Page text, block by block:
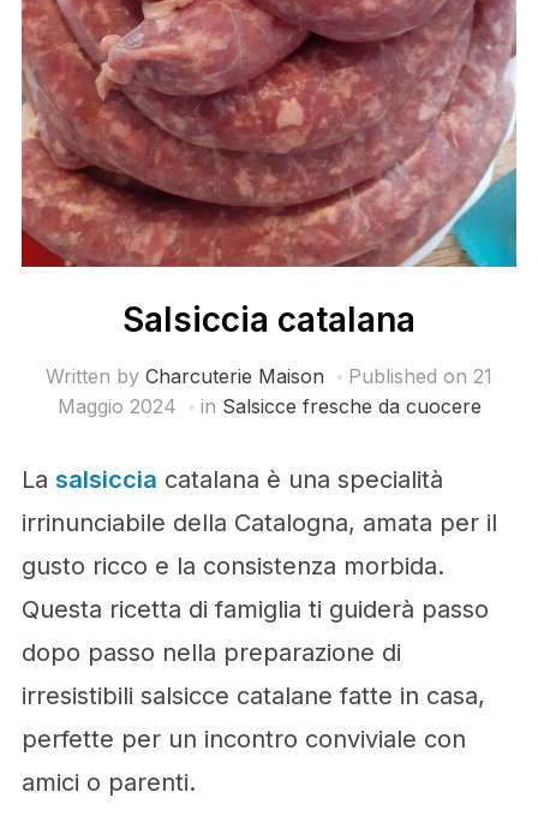
Salsiccia catalana
Written by Charcuterie Maison Published on 21
Maggio 2024
in Salsicce fresche da cuocere
La salsiccia catalana è una specialità
irrinunciabile della Catalogna, amata per il
gusto ricco e la consistenza morbida.
Questa ricetta di famiglia ti guiderà passo
dopo passo nella preparazione di
irresistibili salsicce catalane fatte in casa,
perfette per un incontro conviviale con
amici o parenti.